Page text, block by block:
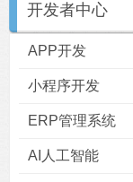
开发者中心
APP开发
小程序开发
ERP管理系统
AI人工智能